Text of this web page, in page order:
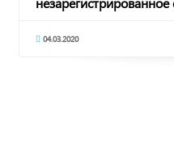
04.03.2020